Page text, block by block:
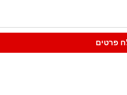
פרטים